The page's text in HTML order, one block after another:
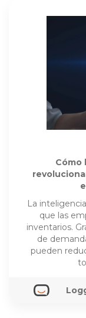
Cómo
La
que las
inventarios.
de
pueden